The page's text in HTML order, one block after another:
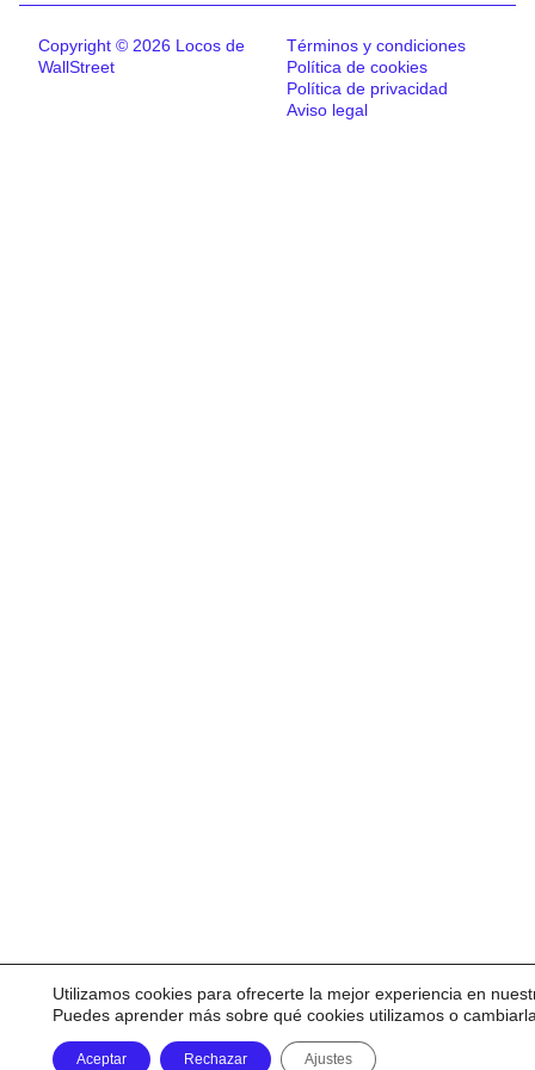
Copyright © 2026 Locos de
WallStreet
Términos y condiciones
Política de cookies
Política de privacidad
Aviso legal
Utilizamos cookies para ofrecerte la mejor experiencia en
Puedes aprender más sobre qué cookies utilizamos o
Aceptar Rechazar Ajustes